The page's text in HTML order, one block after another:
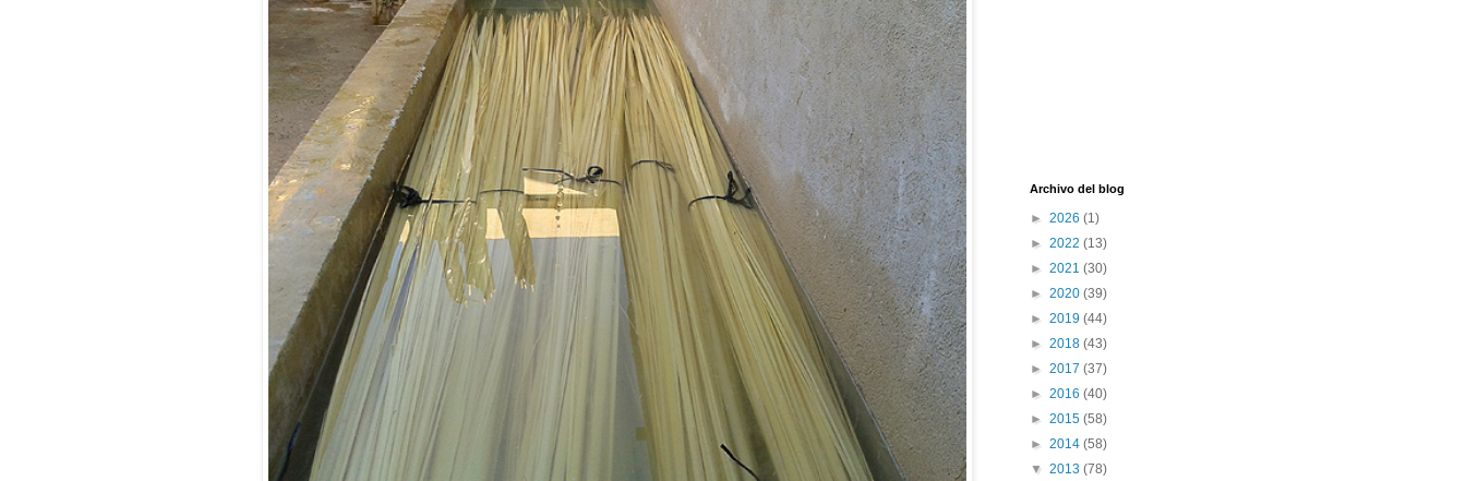
Archivo del blog
► 2026 (1)
► 2022 (13)
► 2021 (30)
► 2020 (39)
► 2019 (44)
► 2018 (43)
► 2017 (37)
► 2016 (40)
► 2015 (58)
► 2014 (58)
▼ 2013 (78)